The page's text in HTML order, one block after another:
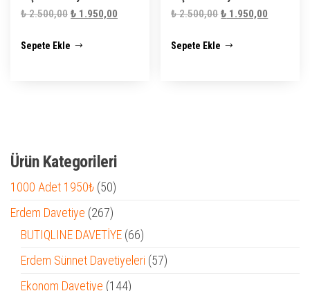
₺2.500,00 Orijinal
₺ 2.500,00.
₺ 1.950,00
Sepete Ekle
₺2.500,00 Orijinal
₺ 2.500,00.
₺ 1.950,00
Sepete Ekle
Ürün Kategorileri
1000 Adet 1950₺ 5050
Erdem Davetiye 267267
ürün
BUTIQLINE DAVETİYE 6666
ürün
Erdem Sünnet Davetiyeleri 5757
Ekonom Davetiye 144144